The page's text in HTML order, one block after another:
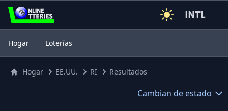
3
Hogar Loterías
Hogar EE.UU. RI Resultados
Cambian de estado